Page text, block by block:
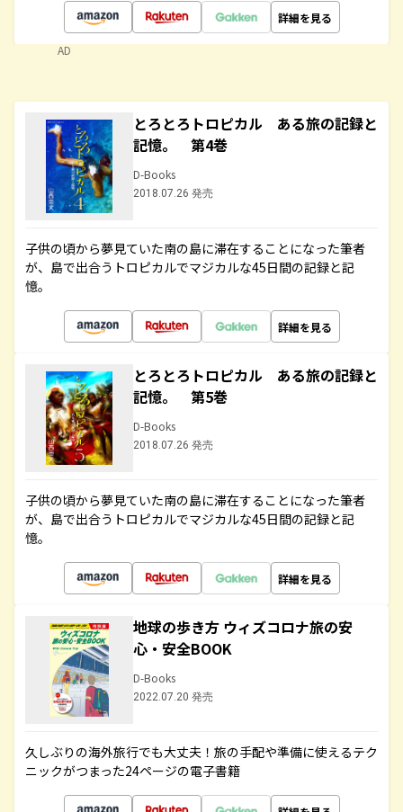
詳細を見る
AD
とろとろトロピカル ある旅の記録と
記憶。 第4巻
D-Books
2018.07.26 発売
子供の頃から夢見ていた南の島に滞在することになった筆者
が、島で出合うトロピカルでマジカルな45日間の記録と記
憶。
詳細を見る
とろとろトロピカル ある旅の記録と
記憶。 第5巻
D-Books
2018.07.26 発売
子供の頃から夢見ていた南の島に滞在することになった筆者
が、島で出合うトロピカルでマジカルな45日間の記録と記
憶。
詳細を見る
地球の歩き方 ウィズコロナ旅の安
心・安全BOOK
D-Books
2022.07.20 発売
久しぶりの海外旅行でも大丈夫！旅の手配や準備に使えるテク
ニックがつまった24ページの電子書籍